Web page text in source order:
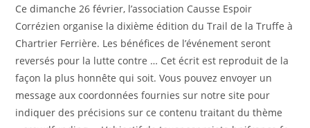
Ce dimanche 26 février, l’association Causse Espoir
Corrézien organise la dixième édition du Trail de la Truffe à
Chartrier Ferrière. Les bénéfices de l’événement seront
reversés pour la lutte contre … Cet écrit est reproduit de la
façon la plus honnête qui soit. Vous pouvez envoyer un
message aux coordonnées fournies sur notre site pour
indiquer des précisions sur ce contenu traitant du thème